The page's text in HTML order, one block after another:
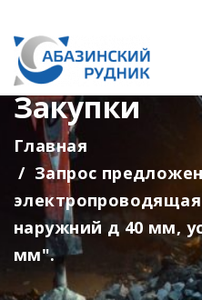
Закупки
Главная
Запрос
наружний д 40 мм,
мм".